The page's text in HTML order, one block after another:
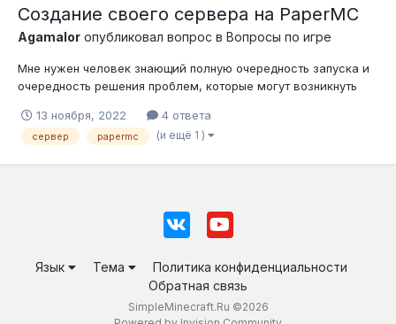
Создание своего сервера на PaperMC
Agamalor опубликовал вопрос в Вопросы по игре
Мне нужен человек знающий полную очередность запуска и
очередность решения проблем, которые могут возникнуть
13 ноября, 2022
4 ответа
сервер papermc (и ещё 1 )
Язык Тема
Политика конфиденциальности
Обратная связь
SimpleMinecraft.Ru ©2026